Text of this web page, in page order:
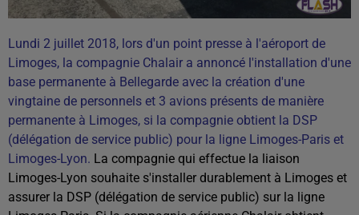
Lundi 2 juillet 2018, lors d'un point presse à l'aéroport de
Limoges, la compagnie Chalair a annoncé l'installation d'une
base permanente à Bellegarde avec la création d'une
vingtaine de personnels et 3 avions présents de manière
permanente à Limoges, si la compagnie obtient la DSP
(délégation de service public) pour la ligne Limoges-Paris et
Limoges-Lyon. La compagnie qui effectue la liaison
Limoges-Lyon souhaite s'installer durablement à Limoges et
assurer la DSP (délégation de service public) sur la ligne